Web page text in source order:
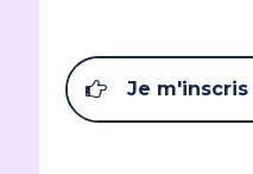
Je